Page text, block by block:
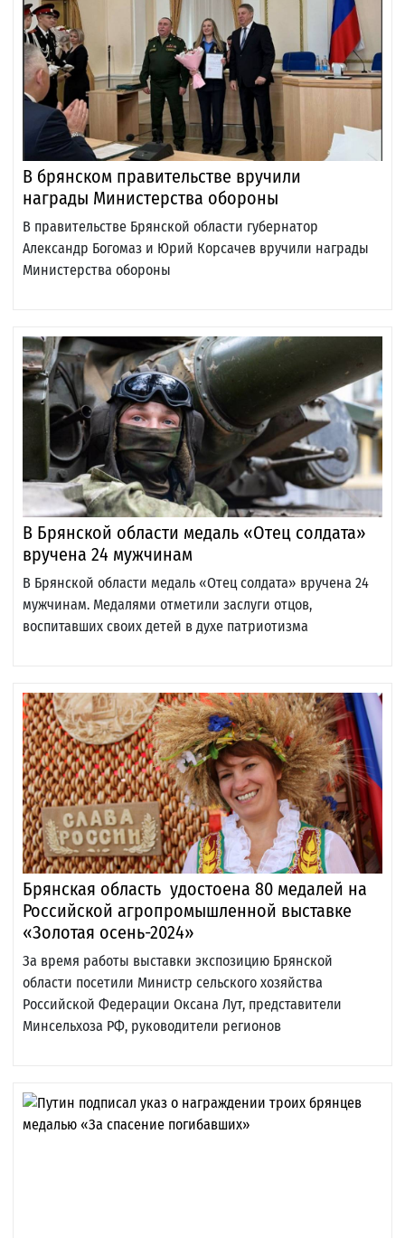
В брянском правительстве вручили
награды Министерства обороны
В правительстве Брянской области губернатор
Александр Богомаз и Юрий Корсачев вручили награды
Министерства обороны
В Брянской области медаль «Отец солдата»
вручена 24 мужчинам
В Брянской области медаль «Отец солдата» вручена 24
мужчинам. Медалями отметили заслуги отцов,
воспитавших своих детей в духе патриотизма
Брянская область удостоена 80 медалей на
Российской агропромышленной выставке
«Золотая осень-2024»
За время работы выставки экспозицию Брянской
области посетили Министр сельского хозяйства
Российской Федерации Оксана Лут, представители
Минсельхоза РФ, руководители регионов